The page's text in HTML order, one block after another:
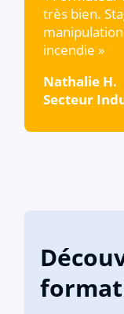
très bien.
incendie »
Nathalie H.
Secteur